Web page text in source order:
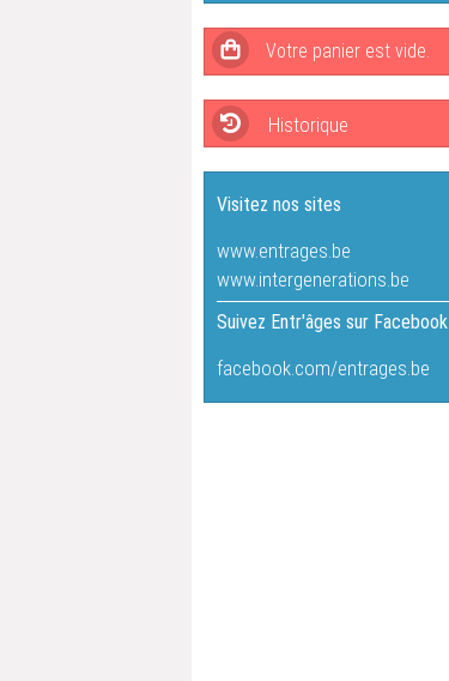
Historique
Visitez nos sites
www.entrages.be
www.intergenerations.be
Suivez Entr'âges sur Facebook
facebook.com/entrages.be